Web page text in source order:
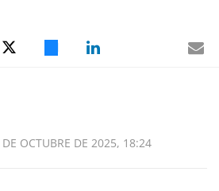
DE OCTUBRE DE 2025, 18:24